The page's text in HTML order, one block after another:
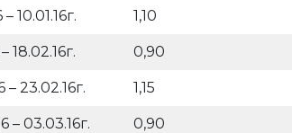
– 10.01.16г. 1,10
– 18.02.16г. 0,90
– 23.02.16г. 1,15
– 03.03.16г. 0,90